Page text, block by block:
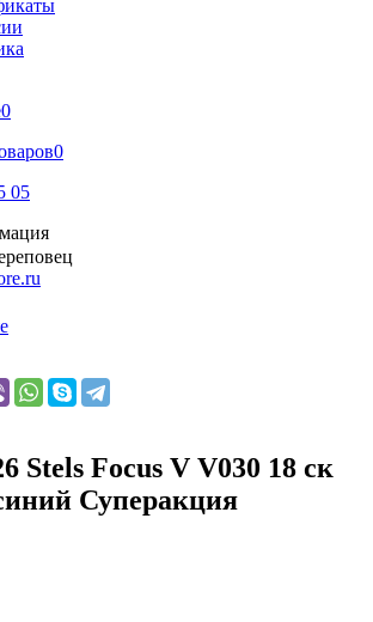
0
0
05
Stels Focus V V030 18 ск
Суперакция